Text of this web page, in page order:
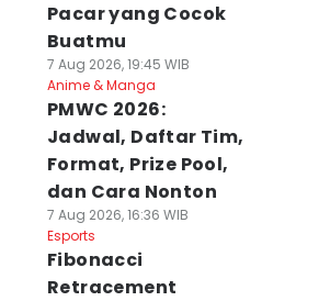
Pacar yang Cocok
Buatmu
7 Aug 2026, 19:45 WIB
Anime & Manga
PMWC 2026:
Jadwal, Daftar Tim,
Format, Prize Pool,
dan Cara Nonton
7 Aug 2026, 16:36 WIB
Esports
Fibonacci
Retracement